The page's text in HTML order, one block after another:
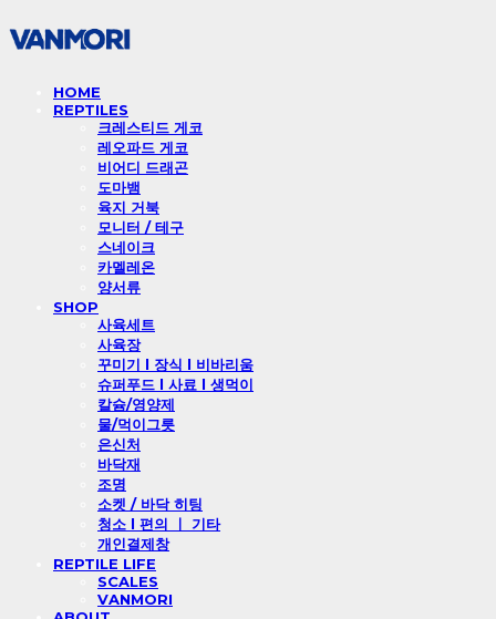
HOME
REPTILES
크레스티드 게코
레오파드 게코
비어디 드래곤
도마뱀
육지 거북
모니터 / 테구
스네이크
카멜레온
양서류
SHOP
사육세트
사육장
꾸미기 l 장식 l 비바리움
슈퍼푸드 l 사료 l 생먹이
칼슘/영양제
물/먹이그릇
은신처
바닥재
조명
소켓 / 바닥 히팅
청소 l 편의 ㅣ 기타
개인결제창
REPTILE LIFE
SCALES
VANMORI